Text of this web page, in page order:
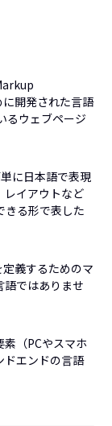
開発された言語
るウェブページ
に日本語で表現
レイアウトなど
きる形で表した
義するためのマ
語ではありませ
（PCやスマホ
ドエンドの言語